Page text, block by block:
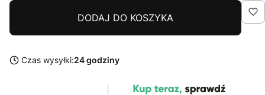
DODAJ DO KOSZYKA
Czas wysyłki:24 godziny